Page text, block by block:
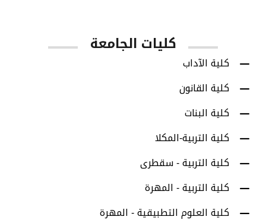
كليات الجامعة
كلية الآداب
كلية القانون
كلية البنات
كلية التربية-المكلا
كلية التربية - سقطرى
كلية التربية - المهرة
كلية العلوم التطبيقية - المهرة